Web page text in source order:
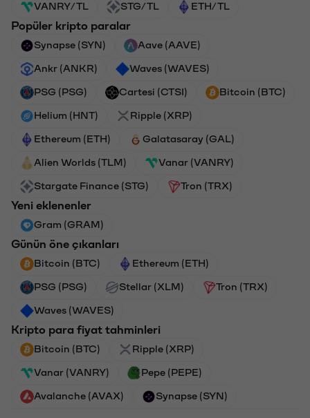
VANRY/TL STG/TL ETH/TL
Popüler kripto paralar
Synapse (SYN) Aave (AAVE)
Ankr (ANKR) Waves (WAVES)
PSG (PSG) Cartesi (CTSI) Bitcoin (BTC)
Helium (HNT) Ripple (XRP)
Ethereum (ETH) Galatasaray (GAL)
Alien Worlds (TLM) Vanar (VANRY)
Stargate Finance (STG) Tron (TRX)
Yeni eklenenler
Gram (GRAM)
Günün öne çıkanları
Bitcoin (BTC) Ethereum (ETH)
PSG (PSG) Stellar (XLM) Tron (TRX)
Waves (WAVES)
Kripto para fiyat tahminleri
Bitcoin (BTC) Ripple (XRP)
Vanar (VANRY) Pepe (PEPE)
Avalanche (AVAX) Synapse (SYN)